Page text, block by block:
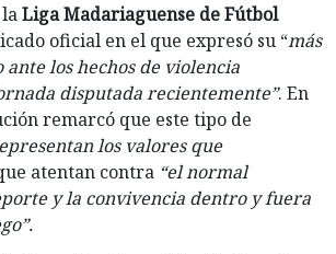
Liga Madariaguense de Fútbol
oficial en el que expresó su “más
los hechos de violencia
disputada recientemente”. En
remarcó que este tipo de
los valores que
atentan contra “el normal
y la convivencia dentro y fuera